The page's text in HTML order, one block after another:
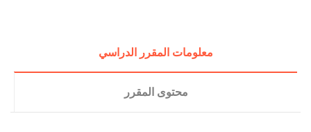
معلومات المقرر الدراسي
محتوى المقرر